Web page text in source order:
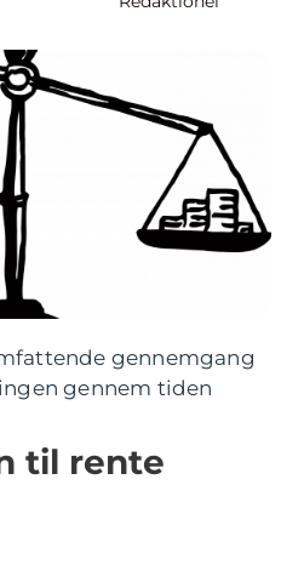
gennemgang
gennem tiden
til rente